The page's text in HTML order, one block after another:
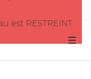
est RESTREINT